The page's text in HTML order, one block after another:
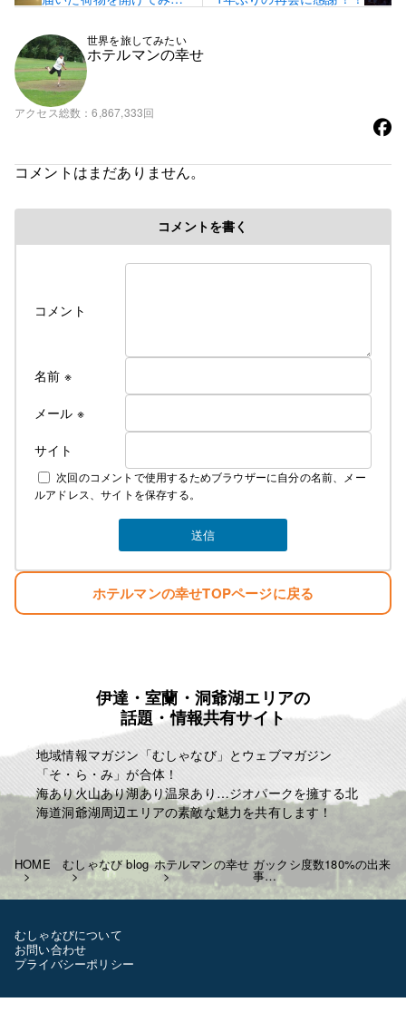
と…
世界を旅してみたい
ホテルマンの幸せ
アクセス総数 6,867,333回
コメントはまだありません。
コメントを書く
コメント
名前 ※
メール ※
サイト
次回のコメントで使用するためブラウザーに自分の名前、メー
ルアドレス、サイトを保存する。
ホテルマンの幸せTOPページに戻る
伊達・室蘭・洞爺湖エリアの
話題・情報共有サイト
地域情報マガジン「むしゃなび」とウェブマガジン
「そ・ら・み」が合体！
海あり火山あり湖あり温泉あり…ジオパークを擁する北
海道洞爺湖周辺エリアの素敵な魅力を共有します！
HOME むしゃなび blog ホテルマンの幸せ ガックシ度数180%の出来
事…
むしゃなびについて
お問い合わせ
プライバシーポリシー